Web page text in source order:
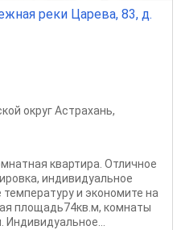
реки Царева, 83, д.
округ Астрахань,
квартира. Отличное
индивидуальное
и экономите на
площадь74кв.м, комнаты
Индивидуальное...